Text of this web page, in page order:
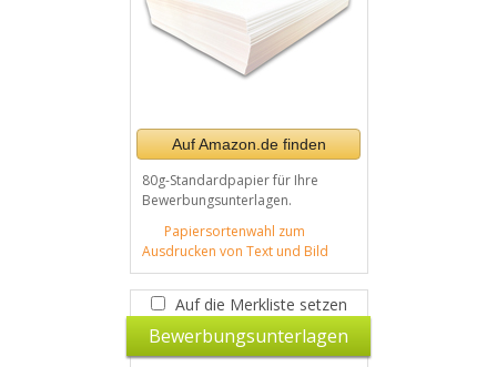
Auf Amazon.de finden
80g-Standardpapier für Ihre
Bewerbungsunterlagen.
Papiersortenwahl zum
Ausdrucken von Text und Bild
Auf die Merkliste setzen
Bewerbungsunterlagen